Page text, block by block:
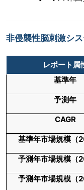
非侵襲性脳刺激シ
レポート属
基準年
予測年
CAGR
基準年市場規模（
予測年市場規模（
予測年市場規模（